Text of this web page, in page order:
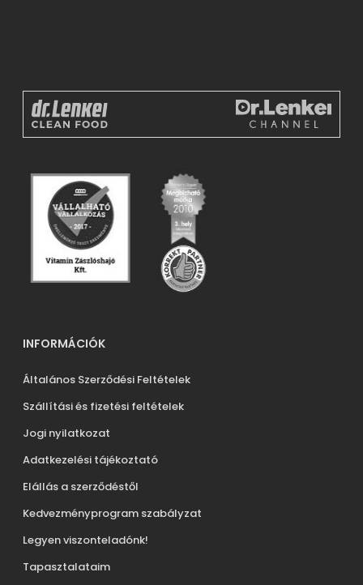
INFORMÁCIÓK
Általános Szerződési Feltételek
Szállítási és fizetési feltételek
Jogi nyilatkozat
Adatkezelési tájékoztató
Elállás a szerződéstől
Kedvezményprogram szabályzat
Legyen viszonteladónk!
Tapasztalataim